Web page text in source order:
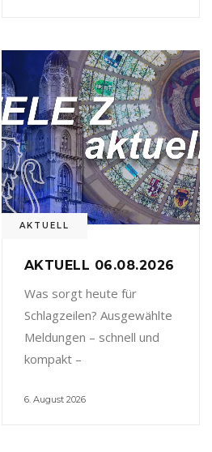
AKTUELL
AKTUELL 06.08.2026
Was sorgt heute für
Schlagzeilen? Ausgewählte
Meldungen – schnell und
kompakt –
6. August 2026